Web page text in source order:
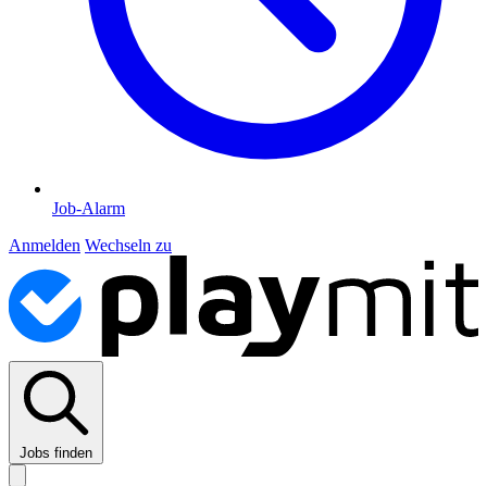
Job-Alarm
Anmelden Wechseln zu
Jobs finden